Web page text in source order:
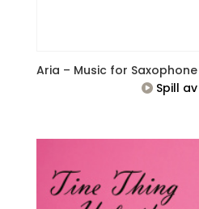
Aria – Music for
Spill